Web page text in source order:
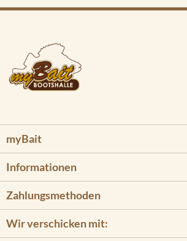
myBait
Informationen
Zahlungsmethoden
Wir verschicken mit: